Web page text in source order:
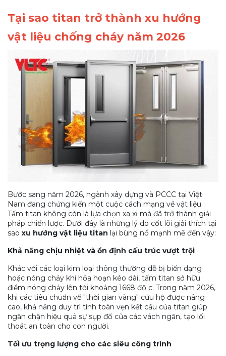
Tại sao titan trở thành xu hướng
vật liệu chống cháy năm 2026
Bước sang năm 2026, ngành xây dựng và PCCC tại Việt
Nam đang chứng kiến một cuộc cách mạng về vật liệu.
Tấm titan không còn là lựa chọn xa xỉ mà đã trở thành giải
pháp chiến lược. Dưới đây là những lý do cốt lõi giải thích tại
sao xu hướng vật liệu titan lại bùng nổ mạnh mẽ đến vậy:
Khả năng chịu nhiệt và ổn định cấu trúc vượt trội
Khác với các loại kim loại thông thường dễ bị biến dạng
hoặc nóng chảy khi hỏa hoạn kéo dài, tấm titan sở hữu
điểm nóng chảy lên tới khoảng 1668 độ c. Trong năm 2026,
khi các tiêu chuẩn về "thời gian vàng" cứu hộ được nâng
cao, khả năng duy trì tính toàn vẹn kết cấu của titan giúp
ngăn chặn hiệu quả sự sụp đổ của các vách ngăn, tạo lối
thoát an toàn cho con người.
Tối ưu trọng lượng cho các siêu công trình